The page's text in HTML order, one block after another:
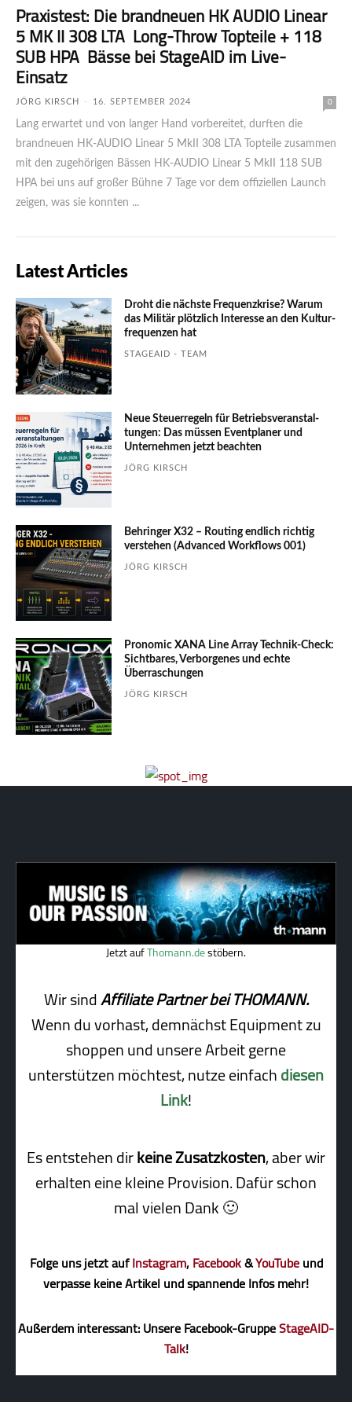
Praxistest: Die brandneuen HK AUDIO Linear
5 MK II 308 LTA Long-Throw Topteile + 118
SUB HPA Bässe bei StageAID im Live-
Einsatz
JÖRG KIRSCH - 16. SEPTEMBER 2024 0
Lang erwartet und von langer Hand vorbereitet, durften die
brand­neuen HK-AUDIO Linear 5 MkII 308 LTA Topteile zusammen
mit den zugehörigen Bässen HK-AUDIO Linear 5 MkII 118 SUB
HPA bei uns auf großer Bühne 7 Tage vor dem offiziellen Launch
zeigen, was sie konnten ...
Latest Articles
Droht die nächste Frequenzkrise? Warum
das Mili­tär plötzlich Inte­resse an den Kultur­
fre­quen­zen hat
STAGEAID - TEAM
Neue Steuerregeln für Betriebs­ver­an­stal­
tungen: Das müssen Event­planer und
Unter­nehmen jetzt beachten
JÖRG KIRSCH
Behringer X32 – Routing endlich richtig
verstehen (Advanced Workflows 001)
JÖRG KIRSCH
Pronomic XANA Line Array Technik-Check:
Sichtbares, Verborgenes und echte
Überraschungen
JÖRG KIRSCH
Jetzt aufThomann.destöbern.
Wir sindAffiliate Partner bei THOMANN.
Wenn du vorhast, demnächst Equipment zu
shoppen und unsere Arbeit gerne
unterstützen möchtest, nutze einfachdiesen
Link!
Es entstehen dirkeine Zusatzkosten, aber wir
erhalten eine kleine Pro­vi­sion. Dafür schon
mal vielen Dank 🙂
Folge uns jetzt aufInstagram,Facebook&YouTubeund
verpasse keine Artikel und spannende Infos mehr!
Außerdem interessant: Unsere Facebook-GruppeStageAID-
Talk!